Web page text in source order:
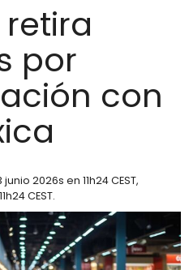
por
con
junio 2026s en 11h24 CEST,
CEST.